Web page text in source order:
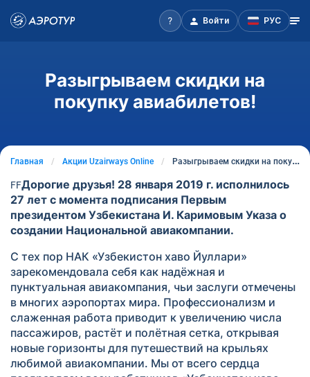
Войти РУС
Разыгрываем скидки на
покупку авиабилетов!
Главная Акции Uzairways Online Разыгрываем скидки на покупку авиабилетов!
FFДорогие друзья! 28 января 2019 г. исполнилось
27 лет с момента подписания Первым
президентом Узбекистана И. Каримовым Указа о
создании Национальной авиакомпании.
С тех пор НАК «Узбекистон хаво Йуллари»
зарекомендовала себя как надёжная и
пунктуальная авиакомпания, чьи заслуги отмечены
в многих аэропортах мира. Профессионализм и
слаженная работа приводит к увеличению числа
пассажиров, растёт и полётная сетка, открывая
новые горизонты для путешествий на крыльях
любимой авиакомпании. Мы от всего сердца